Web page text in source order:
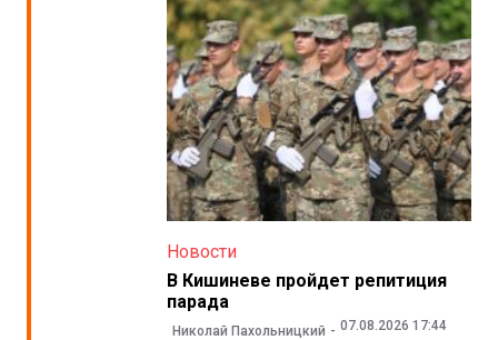
Новости
В Кишиневе пройдет репитиция
парада
Николай Пахольницкий 07.08.2026 17:44